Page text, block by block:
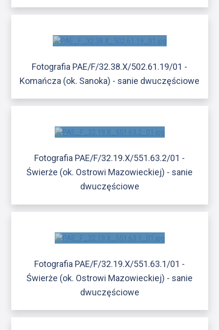
Fotografia PAE/F/32.38.X/502.61.19/01 -
Komańcza (ok. Sanoka) - sanie dwuczęściowe
Fotografia PAE/F/32.19.X/551.63.2/01 -
Świerże (ok. Ostrowi Mazowieckiej) - sanie
dwuczęściowe
Fotografia PAE/F/32.19.X/551.63.1/01 -
Świerże (ok. Ostrowi Mazowieckiej) - sanie
dwuczęściowe